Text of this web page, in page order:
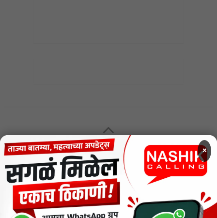
MENU
CODE OF ETHICS FOR DIGITAL NEWS WEBSITES
Contact Us
×